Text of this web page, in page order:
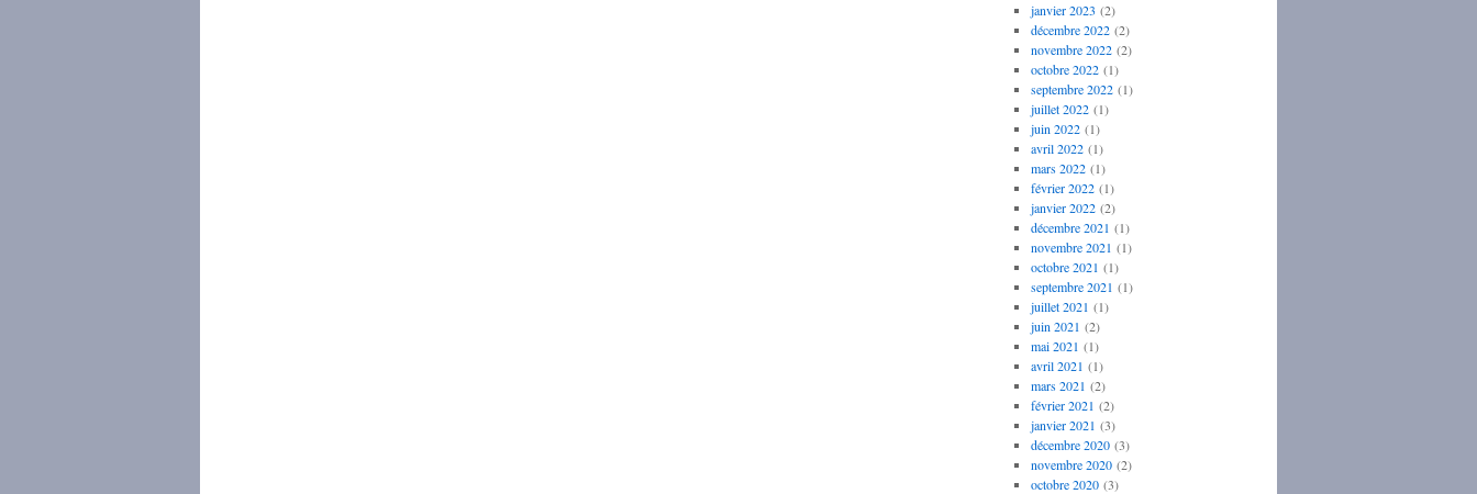
janvier 2023 (2)
décembre 2022(2)
novembre 2022(2)
octobre 2022(1)
septembre 2022(1)
juillet 2022(1)
juin 2022(1)
avril 2022(1)
mars 2022(1)
février 2022(1)
janvier 2022(2)
décembre 2021 (1)
novembre 2021 (1)
octobre 2021 (1)
septembre 2021 (1)
juillet 2021 (1)
juin 2021 (2)
mai 2021 (1)
avril 2021 (1)
mars 2021 (2)
février 2021 (2)
janvier 2021 (3)
décembre 2020(3)
novembre 2020(2)
octobre 2020(3)